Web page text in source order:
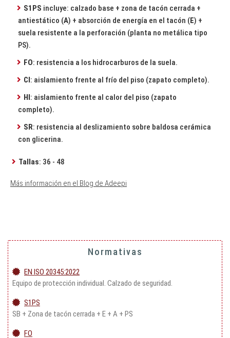
S1PS incluye: calzado base + zona de tacón cerrada +
antiestático (A) + absorción de energía en el tacón (E) +
suela resistente a la perforación (planta no metálica tipo
PS).
FO: resistencia a los hidrocarburos de la suela.
CI : aislamiento frente al frío del piso (zapato completo).
HI : aislamiento frente al calor del piso (zapato
completo).
SR: resistencia al deslizamiento sobre baldosa cerámica
con glicerina.
Tallas: 36 - 48
Más información en el Blog de Adeepi
Normativas
EN ISO 20345:2022
Equipo de protección individual. Calzado de seguridad.
S1PS
SB + Zona de tacón cerrada + E + A + PS
FO